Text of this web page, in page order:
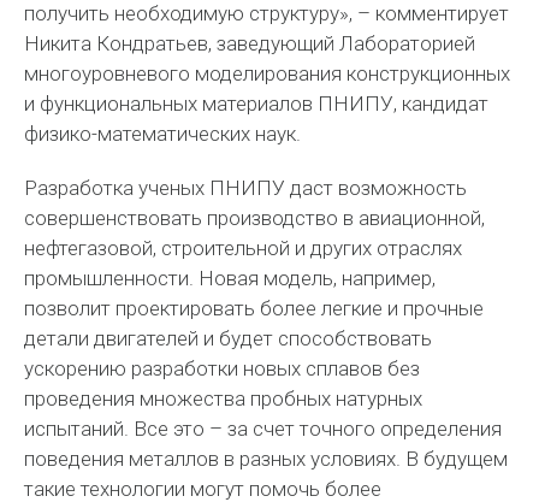
получить необходимую структуру», – комментирует
Никита Кондратьев, заведующий Лабораторией
многоуровневого моделирования конструкционных
и функциональных материалов ПНИПУ, кандидат
физико-математических наук.
Разработка ученых ПНИПУ даст возможность
совершенствовать производство в авиационной,
нефтегазовой, строительной и других отраслях
промышленности. Новая модель, например,
позволит проектировать более легкие и прочные
детали двигателей и будет способствовать
ускорению разработки новых сплавов без
проведения множества пробных натурных
испытаний. Все это – за счет точного определения
поведения металлов в разных условиях. В будущем
такие технологии могут помочь более